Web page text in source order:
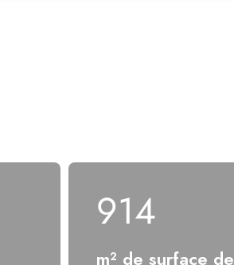
4 970
m² de surface de